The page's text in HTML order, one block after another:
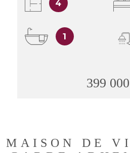
4
1
399
MAISON DE